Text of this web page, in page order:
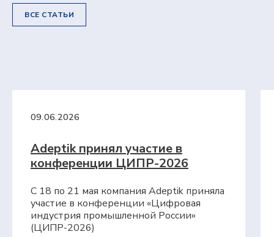
ВСЕ СТАТЬИ
09.06.2026
Adeptik принял участие в
конференции ЦИПР-2026
С 18 по 21 мая компания Adeptik приняла
участие в конференции «Цифровая
индустрия промышленной России»
(ЦИПР-2026)
и перепланирование
Цифровая модель, отражающая
Синхронное автоматическое
планирование с учетом различных
ограничений и оптимизаций
и интерактивное планирование
Сценарное моделирование «Что если»
Документы
Политика в отношении обработки персональных
данных